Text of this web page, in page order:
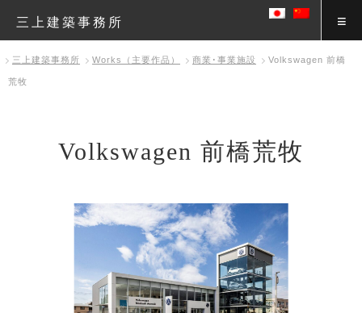
三上建築事務所
三上建築事務所 Works（主要作品） 商業･事業施設 Volkswagen 前橋
荒牧
Volkswagen 前橋荒牧